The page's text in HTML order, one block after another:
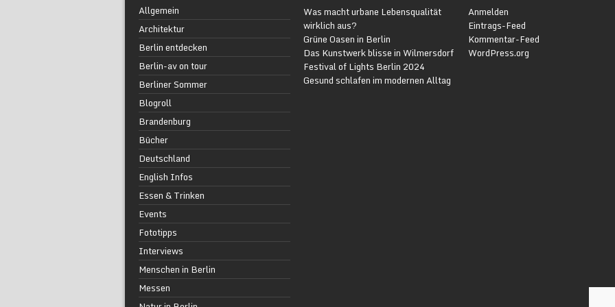
Allgemein
Architektur
Berlin entdecken
Berlin-av on tour
Berliner Sommer
Blogroll
Brandenburg
Bücher
Deutschland
English Infos
Essen & Trinken
Events
Fototipps
Interviews
Menschen in Berlin
Messen
Was macht urbane Lebensqualität
wirklich aus?
Grüne Oasen in Berlin
Das Kunstwerk blisse in Wilmersdorf
Festival of Lights Berlin 2024
Gesund schlafen im modernen Alltag
Anmelden
Eintrags-Feed
Kommentar-Feed
WordPress.org